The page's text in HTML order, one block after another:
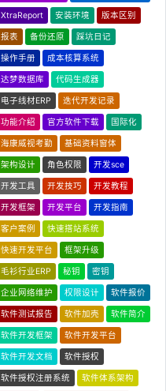
XtraReport 安装环境 版本区别
报表 备份还原 踩坑日记
操作手册 成本核算系统
达梦数据库 代码生成器
电子线材ERP 迭代开发记录
功能介绍 官方软件下载 国际化
海康威视考勤 基础资料窗体
架构设计 角色权限 开发sce
开发工具 开发技巧 开发教程
开发框架 开发平台 开发指南
客户案例 快速搭站系统
快速开发平台 框架升级
毛衫行业ERP 秘钥 密钥
企业网络维护 权限设计 软件报价
软件测试报告 软件加壳 软件简介
软件开发框架 软件开发平台
软件开发文档 软件授权
软件授权注册系统 软件体系架构